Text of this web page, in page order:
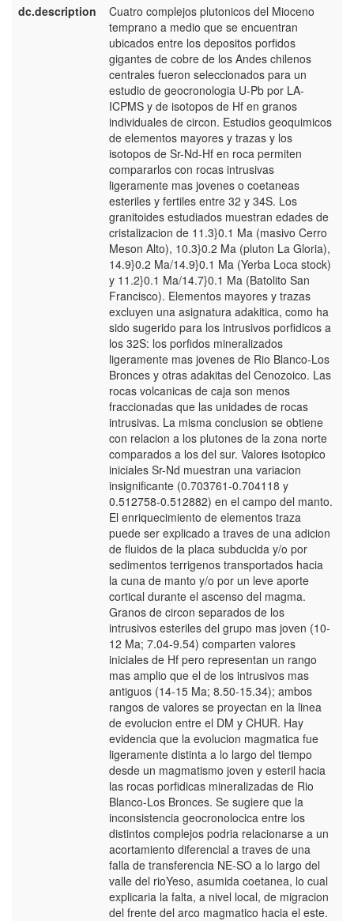
dc.description
Cuatro complejos plutonicos del Mioceno
temprano a medio que se encuentran
ubicados entre los depositos porfidos
gigantes de cobre de los Andes chilenos
centrales fueron seleccionados para un
estudio de geocronologia U-Pb por LA-
ICPMS y de isotopos de Hf en granos
individuales de circon. Estudios geoquimicos
de elementos mayores y trazas y los
isotopos de Sr-Nd-Hf en roca permiten
compararlos con rocas intrusivas
ligeramente mas jovenes o coetaneas
esteriles y fertiles entre 32 y 34S. Los
granitoides estudiados muestran edades de
cristalizacion de 11.3}0.1 Ma (masivo Cerro
Meson Alto), 10.3}0.2 Ma (pluton La Gloria),
14.9}0.2 Ma/14.9}0.1 Ma (Yerba Loca stock)
y 11.2}0.1 Ma/14.7}0.1 Ma (Batolito San
Francisco). Elementos mayores y trazas
excluyen una asignatura adakitica, como ha
sido sugerido para los intrusivos porfidicos a
los 32S: los porfidos mineralizados
ligeramente mas jovenes de Rio Blanco-Los
Bronces y otras adakitas del Cenozoico. Las
rocas volcanicas de caja son menos
fraccionadas que las unidades de rocas
intrusivas. La misma conclusion se obtiene
con relacion a los plutones de la zona norte
comparados a los del sur. Valores isotopico
iniciales Sr-Nd muestran una variacion
insignificante (0.703761-0.704118 y
0.512758-0.512882) en el campo del manto.
El enriquecimiento de elementos traza
puede ser explicado a traves de una adicion
de fluidos de la placa subducida y/o por
sedimentos terrigenos transportados hacia
la cuna de manto y/o por un leve aporte
cortical durante el ascenso del magma.
Granos de circon separados de los
intrusivos esteriles del grupo mas joven (10-
12 Ma; 7.04-9.54) comparten valores
iniciales de Hf pero representan un rango
mas amplio que el de los intrusivos mas
antiguos (14-15 Ma; 8.50-15.34); ambos
rangos de valores se proyectan en la linea
de evolucion entre el DM y CHUR. Hay
evidencia que la evolucion magmatica fue
ligeramente distinta a lo largo del tiempo
desde un magmatismo joven y esteril hacia
las rocas porfidicas mineralizadas de Rio
Blanco-Los Bronces. Se sugiere que la
inconsistencia geocronolocica entre los
distintos complejos podria relacionarse a un
acortamiento diferencial a traves de una
falla de transferencia NE-SO a lo largo del
valle del rioYeso, asumida coetanea, lo cual
explicaria la falta, a nivel local, de migracion
del frente del arco magmatico hacia el este.